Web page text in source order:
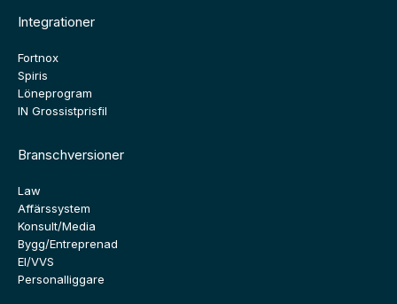
Integrationer
Fortnox
Spiris
Löneprogram
IN Grossistprisfil
Branschversioner
Law
Affärssystem
Konsult/Media
Bygg/Entreprenad
El/VVS
Personalliggare